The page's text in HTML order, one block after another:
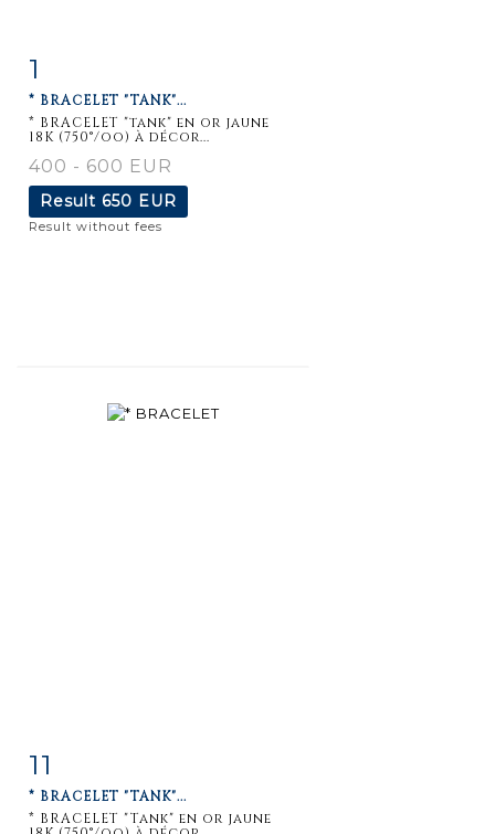
1
* BRACELET "TANK"...
* BRACELET "tank" en or jaune
18K (750°/oo) à décor...
400 - 600 EUR
Result 650 EUR
Result without fees
11
* BRACELET "TANK"...
* BRACELET "Tank" en or jaune